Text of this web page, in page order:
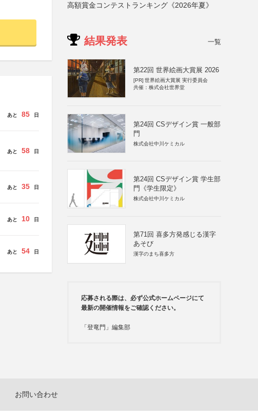
あと 85 日
あと 58 日
あと 35 日
あと 10 日
あと 54 日
高額賞金コンテストランキング《2026年夏》
結果発表 一覧
第22回 世界絵画大賞展 2026
[PR] 世界絵画大賞展 実行委員会
共催：株式会社世界堂
第24回 CSデザイン賞 一般部
門
株式会社中川ケミカル
第24回 CSデザイン賞 学生部
門《学生限定》
株式会社中川ケミカル
第71回 喜多方発感じる漢字
あそび
漢字のまち喜多方
応募される際は、必ず公式ホームページにて
最新の開催情報をご確認ください。
「登竜門」編集部
お問い合わせ